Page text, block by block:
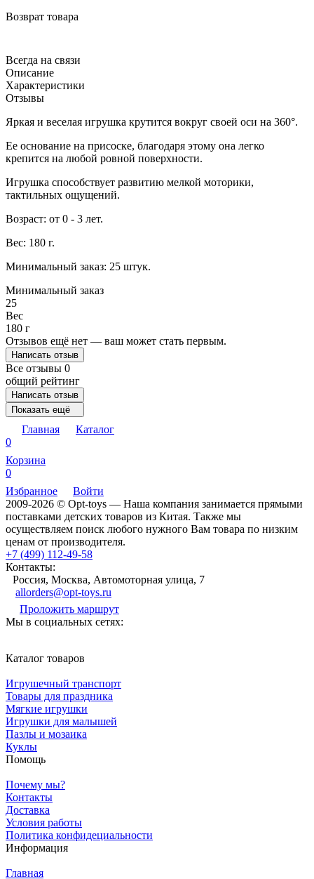
Возврат товара
Всегда на связи
Описание
Характеристики
Отзывы
Яркая и веселая игрушка крутится вокруг своей оси на 360°.
Ее основание на присоске, благодаря этому она легко
крепится на любой ровной поверхности.
Игрушка способствует развитию мелкой моторики,
тактильных ощущений.
Возраст: от 0 - 3 лет.
Вес: 180 г.
Минимальный заказ: 25 штук.
Минимальный заказ
25
Вес
180 г
Отзывов ещё нет — ваш может стать первым.
Написать отзыв
Все отзывы 0
общий рейтинг
Написать отзыв
Показать ещё
Главная
Каталог
0
Корзина
0
Избранное
Войти
2009-2026 © Opt-toys — Наша компания занимается прямыми
поставками детских товаров из Китая. Также мы
осуществляем поиск любого нужного Вам товара по низким
ценам от производителя.
+7 (499) 112-49-58
Контакты:
Россия, Москва, Автомоторная улица, 7
allorders@opt-toys.ru
Проложить маршрут
Мы в социальных сетях:
Каталог товаров
Игрушечный транспорт
Товары для праздника
Мягкие игрушки
Игрушки для малышей
Пазлы и мозаика
Куклы
Помощь
Почему мы?
Контакты
Доставка
Условия работы
Политика конфидециальности
Информация
Главная